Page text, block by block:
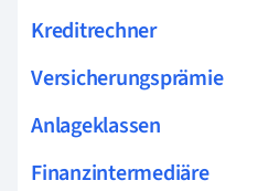
Kreditrechner
Versicherungsprämie
Anlageklassen
Finanzintermediäre